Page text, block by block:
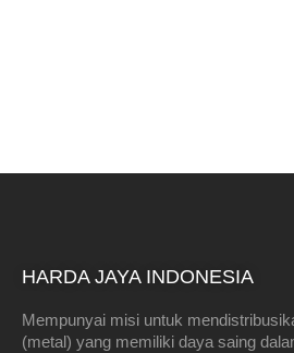
HARDA JAYA INDONESIA
Mempunyai misi untuk
(metal) yang memiliki daya saing